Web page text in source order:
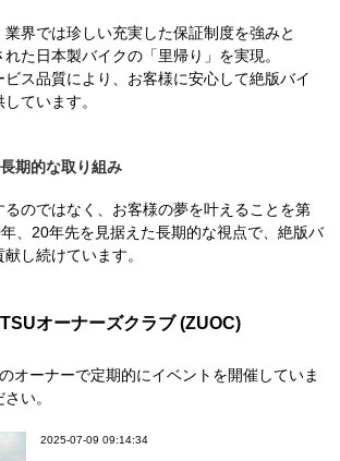
界では珍しい充実した保証制度を強みと
た日本製バイクの「里帰り」を実現。
ス品質により、お客様に安心して絶版バイ
ています。
期的な取り組み
のではなく、お客様の夢を叶えることを第
、20年先を見据えた長期的な視点で、絶版バ
し続けています。
オーナーズクラブ (ZUOC)
オーナーで定期的にイベントを開催していま
い。
2025-07-09 09:14:34